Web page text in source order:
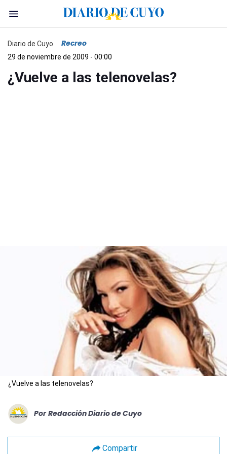
Diario de Cuyo Recreo
29 de noviembre de 2009 - 00:00
¿Vuelve a las telenovelas?
¿Vuelve a las telenovelas?
Por Redacción Diario de Cuyo
Compartir